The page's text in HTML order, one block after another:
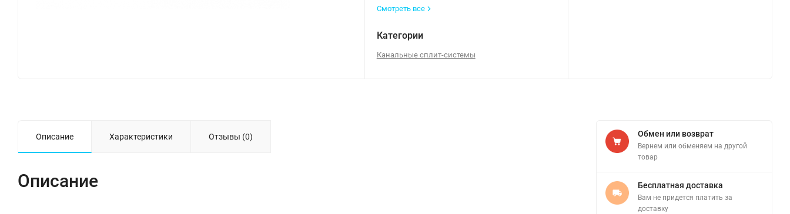
Смотреть все
Категории
Канальные сплит-системы
Описание Характеристики Отзывы (0)
Описание
Обмен или возврат
Вернем или обменяем на другой
товар
Бесплатная доставка
Вам не придется платить за
доставку